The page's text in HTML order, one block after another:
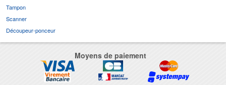
Tampon
Scanner
Découpeur-ponceur
Moyens de paiement